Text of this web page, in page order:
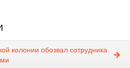
колонии обозвал сотрудника